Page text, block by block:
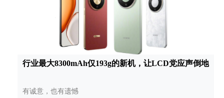
行业最大8300mAh仅193g的新机，让LCD党应声倒地
有诚意，也有遗憾